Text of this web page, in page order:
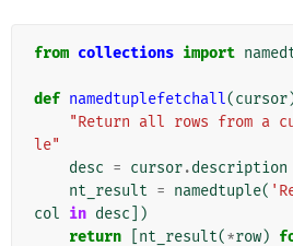
from collections import
def namedtuplefetchall(cursor
"Return all rows from a
le"
desc = cursor.description
nt_result = namedtuple(
col in desc ])
return
nt_result(*row)